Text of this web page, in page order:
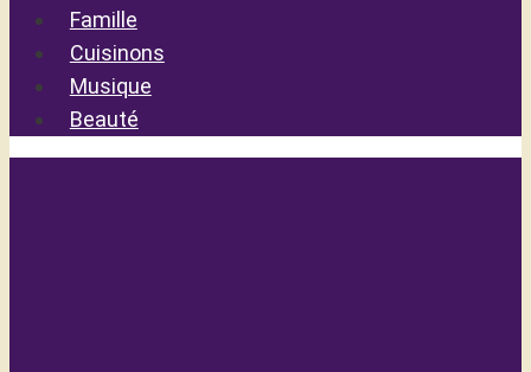
Famille
Cuisinons
Musique
Beauté